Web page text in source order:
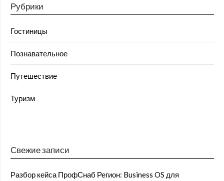
Рубрики
Гостиницы
Познавательное
Путешествие
Туризм
Свежие записи
Разбор кейса ПрофСнаб Регион: Business OS для